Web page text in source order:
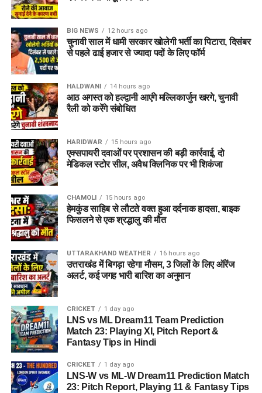
इस बीच, प्रदर्शन कर रहे छात्रों की मांगों के बीच आए इस फैसले को लेकर
राजनीतिक प्रतिक्रियाएं भी सामने आने लगी हैं।
BIG NEWS 12 hours ago
चुनावी साल में धामी सरकार खोलेगी भर्ती का पिटारा, दिसंबर
से पहले ढाई हजार से ज्यादा पदों के लिए फॉर्म
HALDWANI 14 hours ago
आठ अगस्त को हल्द्वानी आएंगे मल्लिकार्जुन खरगे, चुनावी
रैली को करेंगे संबोधित
HARIDWAR 15 hours ago
एक्सपायरी दवाओं पर प्रशासन की बड़ी कार्रवाई, दो
मेडिकल स्टोर सील, अवैध क्लिनिक पर भी शिकंजा
CHAMOLI 15 hours ago
हेमकुंड साहिब से लौटते वक्त हुआ दर्दनाक हादसा, बाइक
फिसलने से एक श्रद्धालु की मौत
UTTARAKHAND WEATHER 16 hours ago
उत्तराखंड में बिगड़ा रहेगा मौसम, 3 जिलों के लिए ऑरेंज
अलर्ट, कई जगह भारी बारिश का अनुमान
CRICKET 1 day ago
LNS vs ML Dream11 Team Prediction
Match 23: Playing XI, Pitch Report &
Fantasy Tips in Hindi
CRICKET 1 day ago
LNS-W vs ML-W Dream11 Prediction Match
23: Pitch Report, Playing 11 & Fantasy Tips